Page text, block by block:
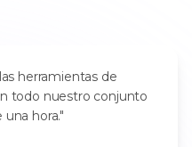
herramientas de
todo nuestro conjunto
hora."